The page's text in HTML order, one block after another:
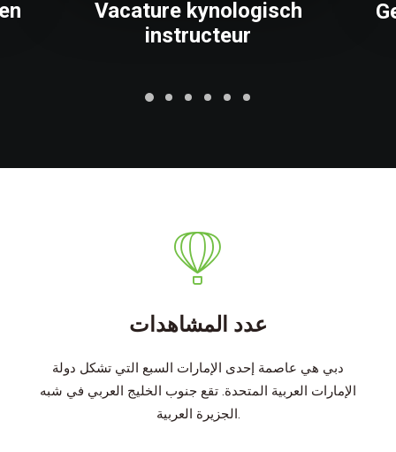
Vacature kynologisch
instructeur
عدد المشاهدات
دبي هي عاصمة إحدى الإمارات السبع التي تشكل دولة
الإمارات العربية المتحدة. تقع جنوب الخليج العربي في شبه
الجزيرة العربية.